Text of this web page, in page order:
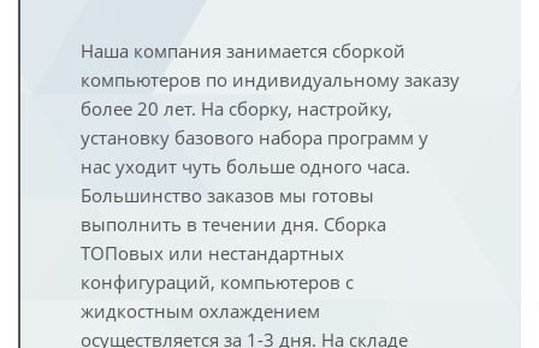
Наша компания занимается сборкой
компьютеров по индивидуальному заказу
более 20 лет. На сборку, настройку,
установку базового набора программ у
нас уходит чуть больше одного часа.
Большинство заказов мы готовы
выполнить в течении дня. Сборка
ТОПовых или нестандартных
конфигураций, компьютеров с
жидкостным охлаждением
осуществляется за 1-3 дня. На складе